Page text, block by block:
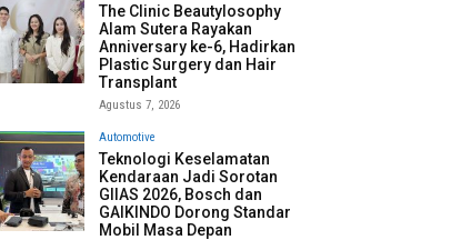
The Clinic Beautylosophy
Alam Sutera Rayakan
Anniversary ke-6, Hadirkan
Plastic Surgery dan Hair
Transplant
Agustus 7, 2026
Automotive
Teknologi Keselamatan
Kendaraan Jadi Sorotan
GIIAS 2026, Bosch dan
GAIKINDO Dorong Standar
Mobil Masa Depan